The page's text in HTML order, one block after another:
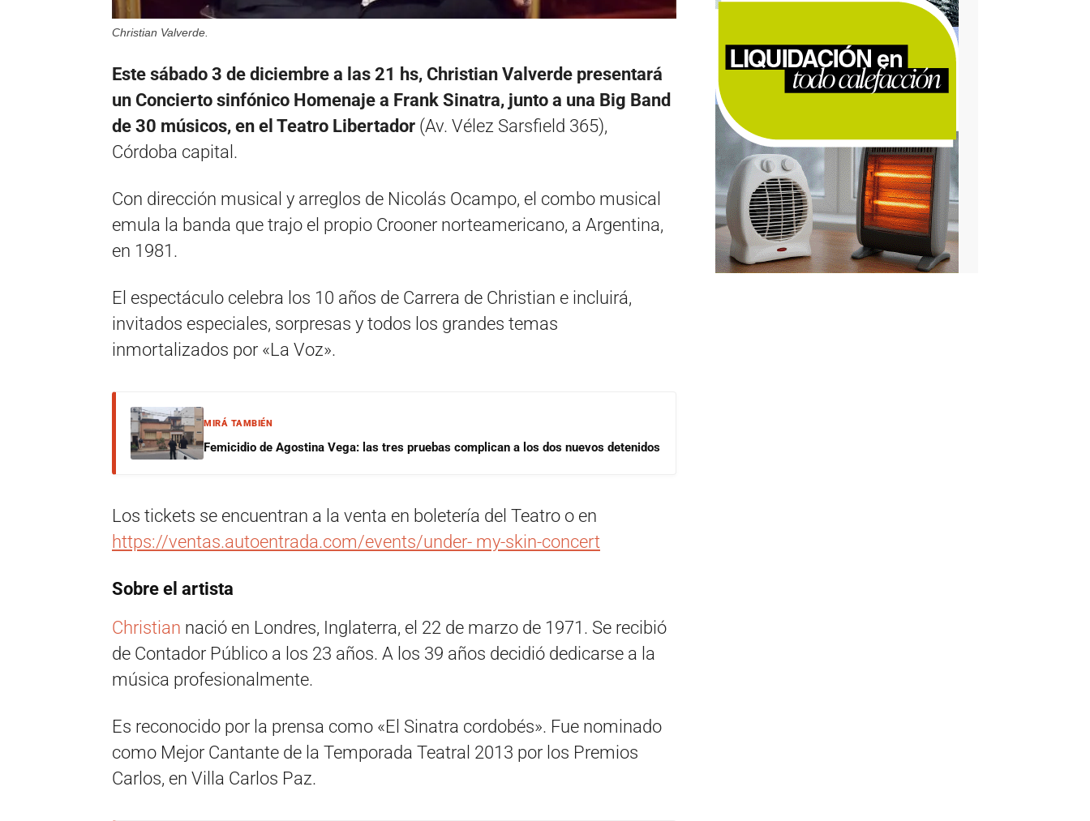
Christian Valverde.
Este sábado 3 de diciembre a las 21 hs, Christian Valverde presentará
un Concierto sinfónico Homenaje a Frank Sinatra, junto a una Big Band
de 30 músicos, en el Teatro Libertador (Av. Vélez Sarsfield 365),
Córdoba capital.
Con dirección musical y arreglos de Nicolás Ocampo, el combo musical
emula la banda que trajo el propio Crooner norteamericano, a Argentina,
en 1981.
El espectáculo celebra los 10 años de Carrera de Christian e incluirá,
invitados especiales, sorpresas y todos los grandes temas
inmortalizados por «La Voz».
MIRÁ TAMBIÉN
Femicidio de Agostina Vega: las tres pruebas complican a los dos nuevos detenidos
Los tickets se encuentran a la venta en boletería del Teatro o en
https://ventas.autoentrada.com/events/under- my-skin-concert
Sobre el artista
Christian nació en Londres, Inglaterra, el 22 de marzo de 1971. Se recibió
de Contador Público a los 23 años. A los 39 años decidió dedicarse a la
música profesionalmente.
Es reconocido por la prensa como «El Sinatra cordobés». Fue nominado
como Mejor Cantante de la Temporada Teatral 2013 por los Premios
Carlos, en Villa Carlos Paz.